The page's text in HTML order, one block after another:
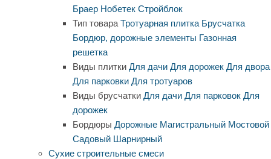
Браер Нобетек Стройблок
Тип товара Тротуарная плитка Брусчатка
Бордюр, дорожные элементы Газонная
решетка
Виды плитки Для дачи Для дорожек Для двора
Для парковки Для тротуаров
Виды брусчатки Для дачи Для парковок Для
дорожек
Бордюры Дорожные Магистральный Мостовой
Садовый Шарнирный
Сухие строительные смеси